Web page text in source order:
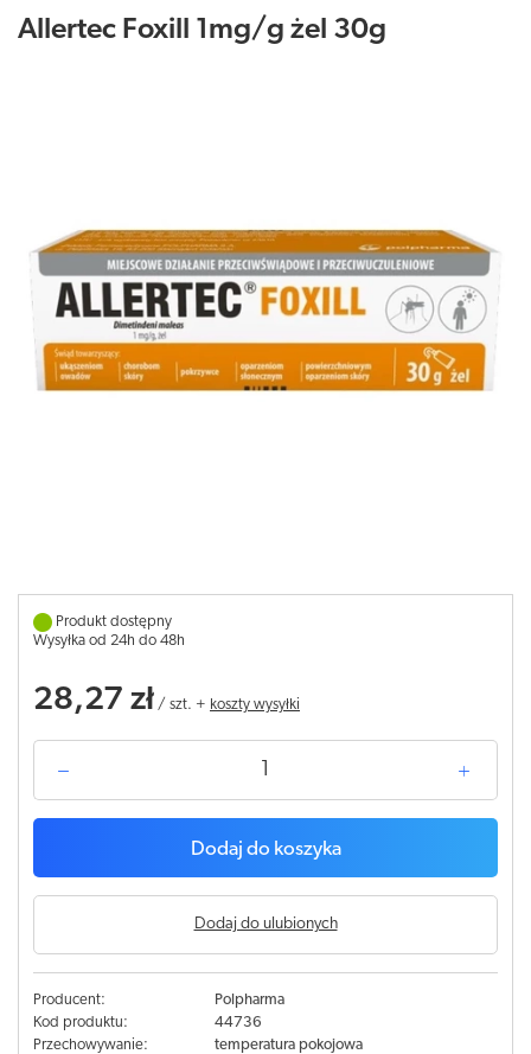
Allertec Foxill 1mg/g żel 30g
Produkt dostępny
Wysyłka od 24h do 48h
28,27 zł / szt. + koszty wysyłki
Dodaj do koszyka
Dodaj do ulubionych
Producent:
Polpharma
Kod produktu:
44736
Przechowywanie:
temperatura pokojowa